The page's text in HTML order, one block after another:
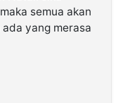
semua akan
yang merasa